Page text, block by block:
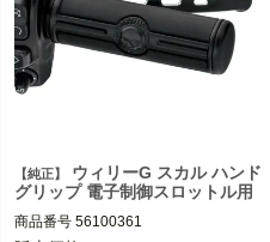
【純正】
ウィリーG スカル ハンド
グリップ 電子制御スロットル用
商品番号 56100361